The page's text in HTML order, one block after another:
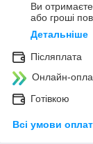
Ви
або гроші
Детальніше
Післяплата
Онлайн-
Готівкою
Всі умови